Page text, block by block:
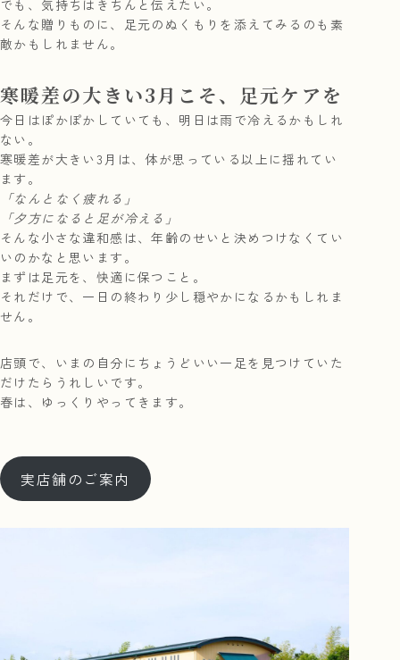
でも、気持ちはきちんと伝えたい。
そんな贈りものに、足元のぬくもりを添えてみるのも素
敵かもしれません。
寒暖差の大きい3月こそ、足元ケアを
今日はぽかぽかしていても、明日は雨で冷えるかもしれ
ない。
寒暖差が大きい3月は、体が思っている以上に揺れてい
ます。
「なんとなく疲れる」
「夕方になると足が冷える」
そんな小さな違和感は、年齢のせいと決めつけなくてい
いのかなと思います。
まずは足元を、快適に保つこと。
それだけで、一日の終わり少し穏やかになるかもしれま
せん。
店頭で、いまの自分にちょうどいい一足を見つけていた
だけたらうれしいです。
春は、ゆっくりやってきます。
実店舗のご案内